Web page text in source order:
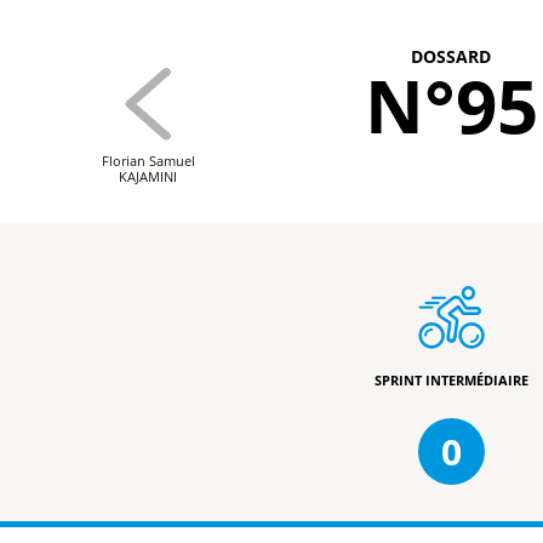
DOSSARD
N°95
Florian Samuel
KAJAMINI
SPRINT INTERMÉDIAIRE
0